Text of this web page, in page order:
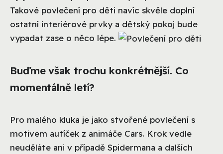
Takové povlečení pro děti navíc skvěle doplní
ostatní interiérové prvky a dětský pokoj bude
vypadat zase o něco lépe.
Buďme však trochu konkrétnější. Co
momentálně letí?
Pro malého kluka je jako stvořené povlečení s
motivem autíček z animáče Cars. Krok vedle
neuděláte ani v případě Spidermana a dalších